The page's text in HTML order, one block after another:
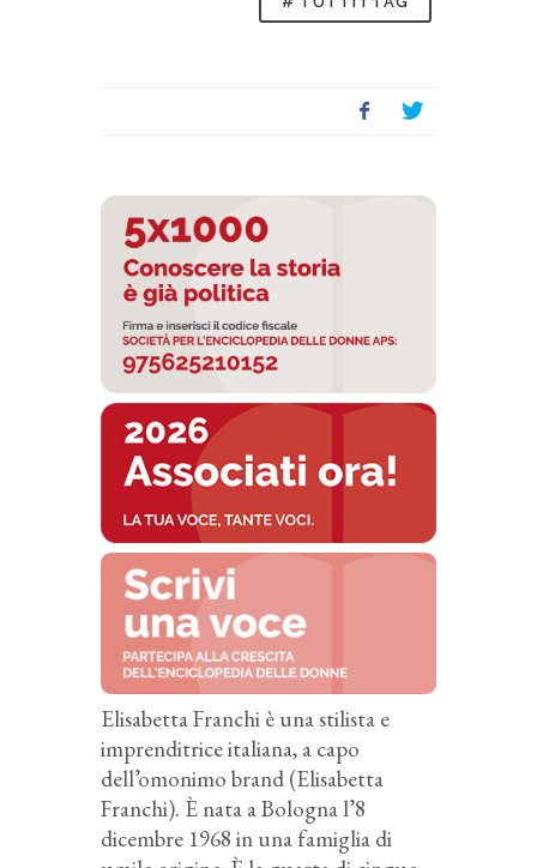
Elisabetta Franchi è una stilista e
imprenditrice italiana, a capo
dell’omonimo brand (Elisabetta
Franchi). È nata a Bologna l’8
dicembre 1968 in una famiglia di